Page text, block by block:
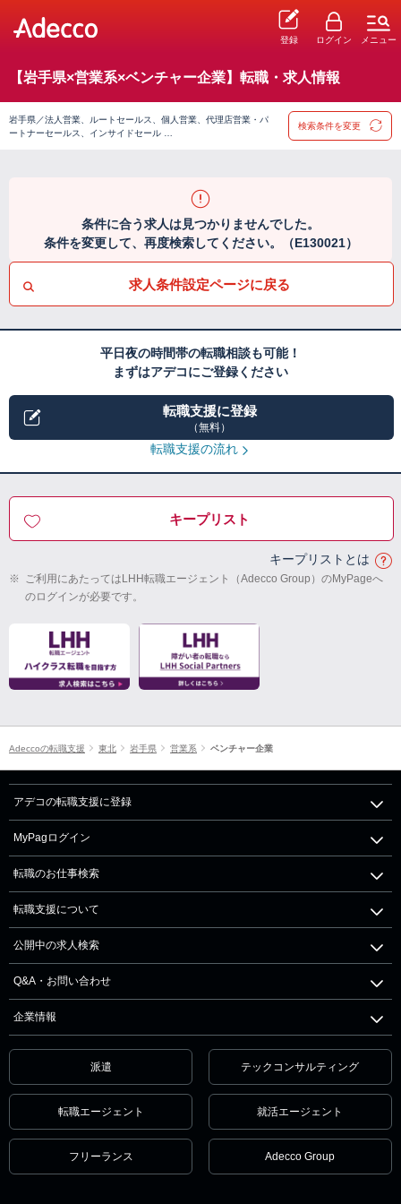
登録 ログイン メニュー
【岩手県×営業系×ベンチャー企業】転職・求人情報
岩手県／法人営業、ルートセールス、個人営業、代理店営業・パ
ートナーセールス、インサイドセール …
検索条件を変更
条件に合う求人は見つかりませんでした。
条件を変更して、再度検索してください。（E130021）
求人条件設定ページに戻る
平日夜の時間帯の転職相談も可能！
まずはアデコにご登録ください
転職支援に登録
（無料）
転職支援の流れ
キープリスト
キープリストとは
※ ご利用にあたってはLHH転職エージェント（Adecco Group）のMyPageへ
のログインが必要です。
Adeccoの転職支援 東北 岩手県 営業系 ベンチャー企業
アデコの転職支援に登録
MyPagログイン
転職のお仕事検索
転職支援について
公開中の求人検索
Q&A・お問い合わせ
企業情報
派遣 テックコンサルティング
転職エージェント 就活エージェント
フリーランス Adecco Group